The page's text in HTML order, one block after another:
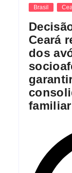
Brasil
Ceará
dos
familiar